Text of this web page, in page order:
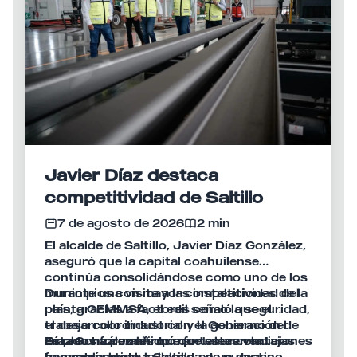
Javier Díaz destaca
competitividad de Saltillo
7 de agosto de 2026
2 min
El alcalde de Saltillo, Javier Díaz González,
aseguró que la capital coahuilense
continúa consolidándose como uno de los
municipios con mayor competitividad del
país, gracias a factores como la seguridad,
el desarrollo industrial y la generación de
empleos formales que fortalecen la
Durante una visita a las instalaciones de la
planta GEMMSA, el edil señaló que el
trabajo coordinado con el Gobierno del
Estado ha permitido mantener condiciones
Díaz González afirmó que estas ventajas